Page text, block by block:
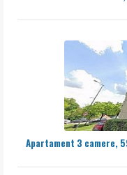
Apartament 3 camere,